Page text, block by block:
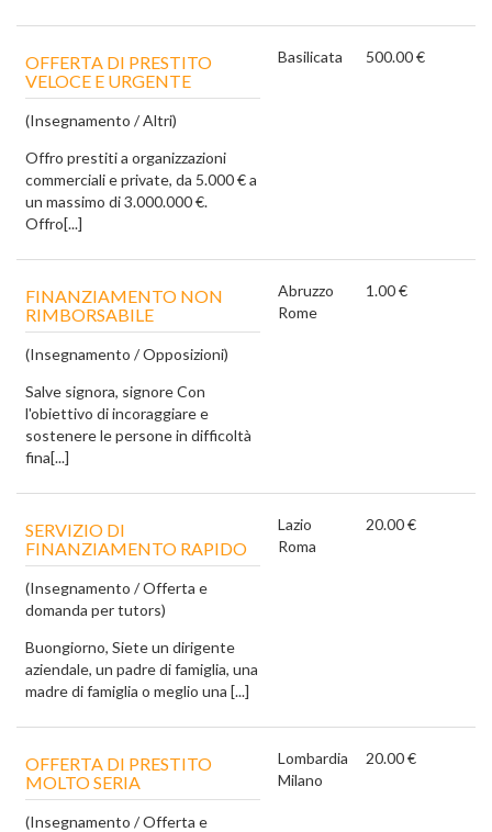
OFFERTA DI PRESTITO
VELOCE E URGENTE
(Insegnamento / Altri)
Offro prestiti a organizzazioni
commerciali e private, da 5.000 € a
un massimo di 3.000.000 €.
Offro[...]
Basilicata 500.00 €
FINANZIAMENTO NON
RIMBORSABILE
(Insegnamento / Opposizioni)
Salve signora, signore Con
l'obiettivo di incoraggiare e
sostenere le persone in difficoltà
fina[...]
Abruzzo
Rome
1.00 €
SERVIZIO DI
FINANZIAMENTO RAPIDO
(Insegnamento / Offerta e
domanda per tutors)
Buongiorno, Siete un dirigente
aziendale, un padre di famiglia, una
madre di famiglia o meglio una [...]
Lazio
Roma
20.00 €
OFFERTA DI PRESTITO
MOLTO SERIA
(Insegnamento / Offerta e
Lombardia
Milano
20.00 €